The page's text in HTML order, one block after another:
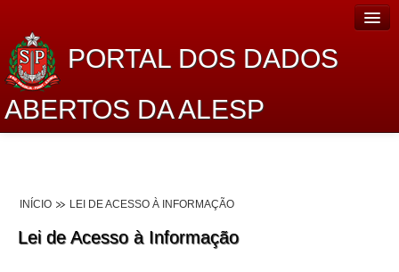
PORTAL DOS DADOS
ABERTOS DA ALESP
Lei de Acesso à Informação
INÍCIO LEI DE ACESSO À INFORMAÇÃO
Lei de Acesso à Informação